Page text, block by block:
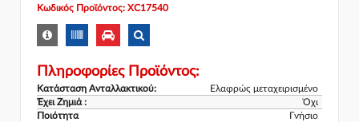
Κωδικός Προϊόντος: XC17540
Πληροφορίες Προϊόντος:
Κατάσταση Ανταλλακτικού:
Ελαφρώς μεταχειρισμένο
Έχει Ζημιά :
Όχι
Ποιότητα
Γνήσιο